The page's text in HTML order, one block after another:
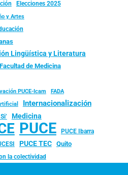
Elecciones 2025
y Artes
Lingüística y Literatura
Facultad de Medicina
PUCE-Icam FADA
Internacionalización
Medicina
PUCE PUCE Ibarra
PUCE TEC
Quito
la colectividad